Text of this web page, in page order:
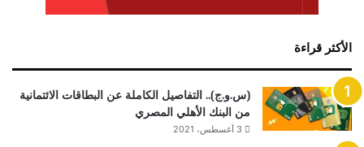
الأكثر قراءة
(س.و.ج).. التفاصيل الكاملة عن البطاقات الائتمانية
من البنك الأهلي المصري
3 أغسطس، 2021